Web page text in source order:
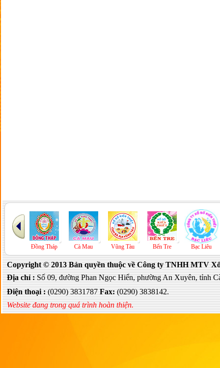
Đồng Tháp Cà Mau Vũng Tàu Bến Tre Bạc Liêu
Copyright © 2013 Bản quyền thuộc về Công ty TNHH MTV
Địa chỉ : Số 09, đường Phan Ngọc Hiển, phường An Xuyên, tỉnh
Điện thoại : (0290) 3831787 Fax: (0290) 3838142.
Website đang trong quá trình hoàn thiện.